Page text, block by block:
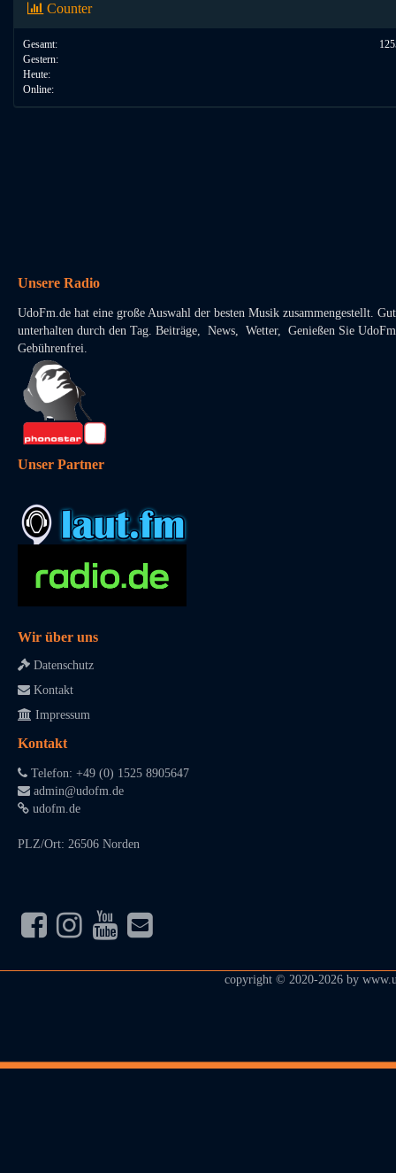
Counter
Gesamt:
Gestern:
Heute:
Online:
Unsere Radio
UdoFm.de hat eine große Auswahl der besten Musik zusammengestellt. Gut
unterhalten durch den Tag. Beiträge, News, Wetter, Genießen Sie UdoFm
Gebührenfrei.
Unser Partner
Wir über uns
Datenschutz
Kontakt
Impressum
Kontakt
Telefon: +49 (0) 1525 8905647
admin@udofm.de
udofm.de
PLZ/Ort: 26506 Norden
copyright © 2020-2026 by